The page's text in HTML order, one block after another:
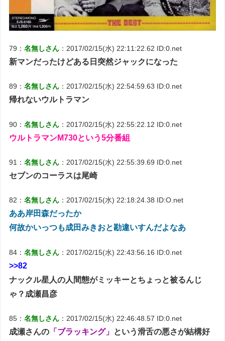
79：名無しさん ：2017/02/15(水) 22:11:22.62 ID:0.net
新マンだったけどある日突然ジャックになった
89：名無しさん ：2017/02/15(水) 22:54:59.63 ID:0.net
帰れないウルトラマン
90：名無しさん ：2017/02/15(水) 22:55:22.12 ID:0.net
ウルトラマンM730という5分番組
91：名無しさん ：2017/02/15(水) 22:55:39.69 ID:0.net
セブンのコーラスは尾崎
82：名無しさん ：2017/02/15(水) 22:18:24.38 ID:O.net
ああ岸田森だったか
何故かいっつも成田みきおと勘違いすんだよなあ
84：名無しさん ：2017/02/15(水) 22:43:56.16 ID:0.net
>>82
ナックル星人の人間態がミッキーとちょっと被るんじ
ゃ？成瀬昌彦
85：名無しさん ：2017/02/15(水) 22:46:48.57 ID:0.net
成瀬さんの 「ブラッキング」 という滑舌の悪さが結構好